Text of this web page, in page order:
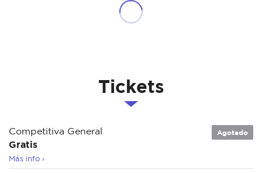
Tickets
Competitiva General
Gratis
Más info ›
Agotado